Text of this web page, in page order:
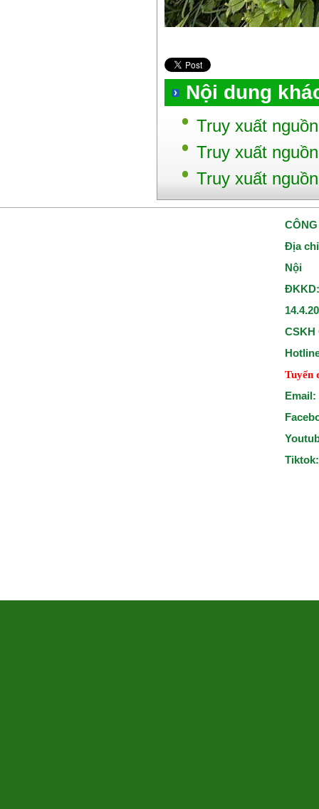
Nội dung
Truy xuất
Truy xuất
Truy xuất
Địa
Nội
CSKH
Tuyển
Email: